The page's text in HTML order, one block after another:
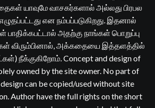
யாவுமே வாசகர்களால் அல்லது பிரபல
என நம்பப்படுகிறது. இதனால்
பாதிக்கபட்டால் அதற்கு நாங்கள் பொறுப்பு
விரும்பினால், அக்கதையை இத்தளத்தில்
நீக்குகிறோம். Concept and design of
owned by the site owner. No part of
can be copied/used without site
Author have the full rights on the short